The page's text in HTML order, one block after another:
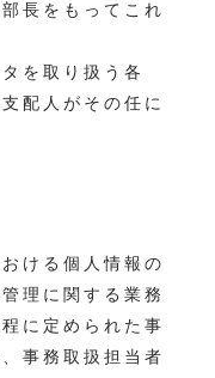
長をもってこれ
を取り扱う各
配人がその任に
ける個人情報の
理に関する業務
に定められた事
事務取扱担当者